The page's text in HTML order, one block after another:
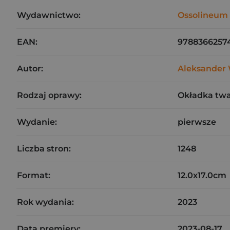
Wydawnictwo: Ossolineum
EAN:
Autor: Aleksander
Rodzaj oprawy: Okładka
Wydanie: pierwsze
Liczba stron: 1248
Format: 12.0x17.0cm
Rok wydania: 2023